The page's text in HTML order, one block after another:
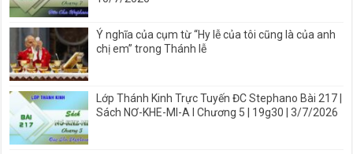
Ý nghĩa của cụm từ “Hy lễ của tôi cũng là của anh
chị em” trong Thánh lễ
Lớp Thánh Kinh Trực Tuyến ĐC Stephano Bài 217 |
Sách NƠ-KHE-MI-A I Chương 5 | 19g30 | 3/7/2026